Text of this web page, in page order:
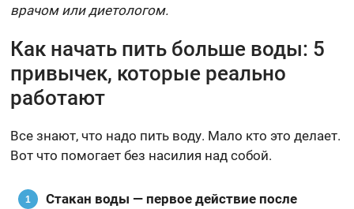
врачом или диетологом.
Как начать пить больше воды: 5
привычек, которые реально
работают
Все знают, что надо пить воду. Мало кто это делает.
Вот что помогает без насилия над собой.
Стакан воды — первое действие после